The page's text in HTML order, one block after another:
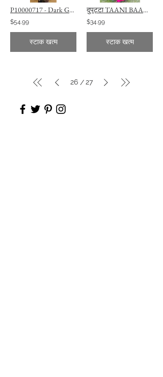
P10000717 - Dark Gajari Color Anarkali with Blue Legging TAANI BAANI FASHION
$54.99
स्टाक खत्म
दुपट्टा TAANI BAANI फैशन के साथ ग्रीन और हॉट पिंक लहंगा
$34.99
स्टाक खत्म
26 / 27